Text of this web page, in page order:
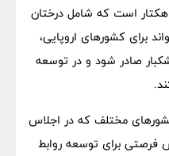
هوشمند غرب آسیا با مساحت ۲۹۰ هکتار است که شامل درختان
برای کشورهای اروپایی،
صادر شود و در توسعه
مختلف که در اجلاس
فرصتی برای توسعه روابط